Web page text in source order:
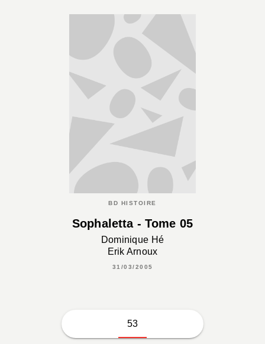
BD HISTOIRE
Sophaletta - Tome 05
Dominique Hé
Erik Arnoux
31/03/2005
53